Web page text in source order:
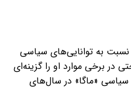
به توانایی‌های سیاسی
برخی موارد او را گزینه‌ای
سیاسی «ماگا» در سال‌های